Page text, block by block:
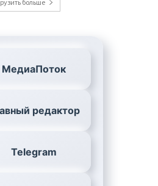
больше
МедиаПоток
редактор
Telegram